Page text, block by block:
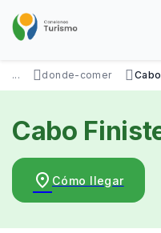
contenido
SOBRE NOSOTROS
DISFRUTÁ
VISITÁ
DATOS ÚTILES
... donde-comer
Cabo
place Cómo llegar